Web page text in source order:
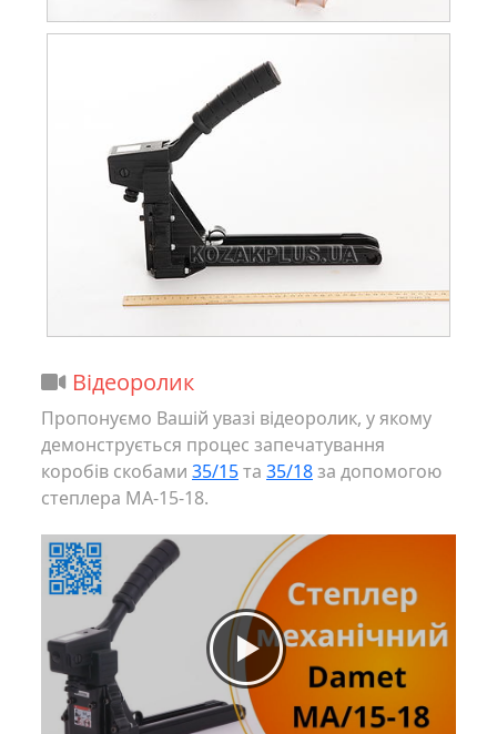
Відеоролик
Пропонуємо Вашій увазі відеоролик, у якому
демонструється процес запечатування
коробів скобами 35/15та 35/18за допомогою
степлера MA-15-18.